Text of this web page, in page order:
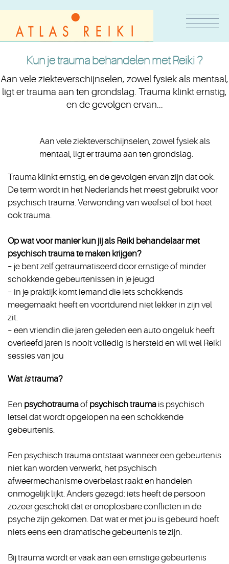
Kun je trauma behandelen met Reiki ?
Aan vele ziekteverschijnselen, zowel fysiek als mentaal,
ligt er trauma aan ten grondslag. Trauma klinkt ernstig,
en de gevolgen ervan...
Aan vele ziekteverschijnselen, zowel fysiek als
mentaal, ligt er trauma aan ten grondslag.
Trauma klinkt ernstig, en de gevolgen ervan zijn dat ook.
De term wordt in het Nederlands het meest gebruikt voor
psychisch trauma. Verwonding van weefsel of bot heet
ook trauma.
Op wat voor manier kun jij als Reiki behandelaar met
psychisch trauma te maken krijgen?
– je bent zelf getraumatiseerd door ernstige of minder
schokkende gebeurtenissen in je jeugd
– in je praktijk komt iemand die iets schokkends
meegemaakt heeft en voortdurend niet lekker in zijn vel
zit.
– een vriendin die jaren geleden een auto ongeluk heeft
overleefd jaren is nooit volledig is hersteld en wil wel Reiki
sessies van jou
Wat istrauma?
Een psychotraumaof psychisch trauma is psychisch
letsel dat wordt opgelopen na een schokkende
gebeurtenis.
Een psychisch trauma ontstaat wanneer een gebeurtenis
niet kan worden verwerkt, het psychisch
afweermechanisme overbelast raakt en handelen
onmogelijk lijkt. Anders gezegd: iets heeft de persoon
zozeer geschokt dat er onoplosbare conflicten in de
psyche zijn gekomen. Dat wat er met jou is gebeurd hoeft
niets eens een dramatische gebeurtenis te zijn.
Bij trauma wordt er vaak aan een ernstige gebeurtenis